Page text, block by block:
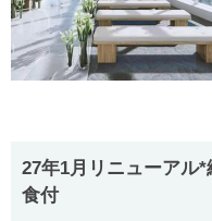
27年1月リニューアル
食付